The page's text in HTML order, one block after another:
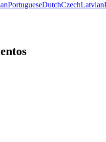
PortugueseDutchCzechLatvian